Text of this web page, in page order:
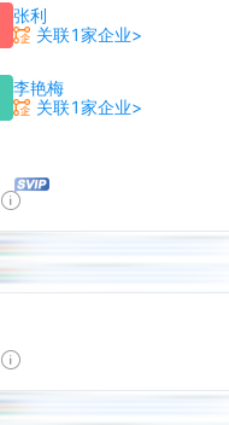
张利
关联1家企业>
李艳梅
关联1家企业>